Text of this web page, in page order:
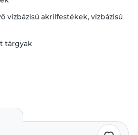
vízbázisú akrilfestékek,vízbázisú
tárgyak